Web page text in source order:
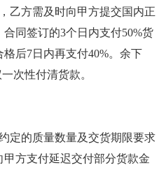
乙方需及时向甲方提交国内正
同签订的3个日内支付50%货
后7日内再支付40%。余下
次性付清货款。
定的质量数量及交货期限要求
方支付延迟交付部分货款金